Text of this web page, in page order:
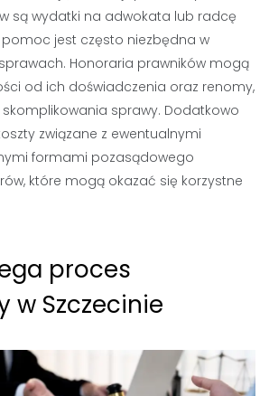
są wydatki na adwokata lub radcę
jest często niezbędna w
Honoraria prawników mogą
od ich doświadczenia oraz renomy,
sprawy. Dodatkowo
związane z ewentualnymi
formami pozasądowego
które mogą okazać się korzystne
proces
w Szczecinie